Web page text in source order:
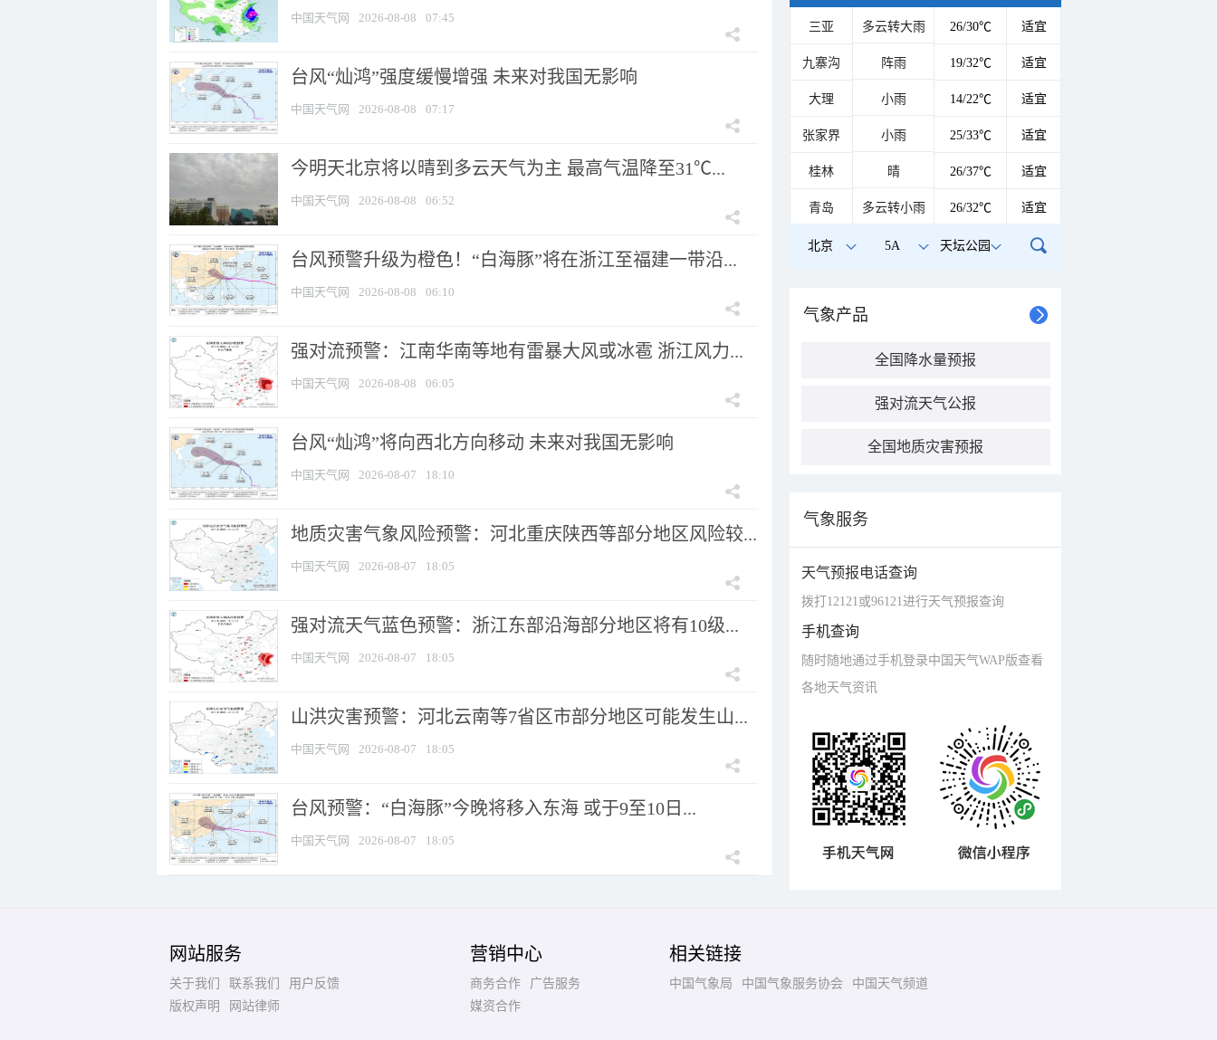
中国天气网 2026-08-08 07:45
台风“灿鸿”强度缓慢增强 未来对我国无影响
中国天气网 2026-08-08 07:17
今明天北京将以晴到多云天气为主 最高气温降至31℃...
中国天气网 2026-08-08 06:52
台风预警升级为橙色！“白海豚”将在浙江至福建一带沿...
中国天气网 2026-08-08 06:10
强对流预警：江南华南等地有雷暴大风或冰雹 浙江风力...
中国天气网 2026-08-08 06:05
台风“灿鸿”将向西北方向移动 未来对我国无影响
中国天气网 2026-08-07 18:10
地质灾害气象风险预警：河北重庆陕西等部分地区风险较...
中国天气网 2026-08-07 18:05
强对流天气蓝色预警：浙江东部沿海部分地区将有10级...
中国天气网 2026-08-07 18:05
山洪灾害预警：河北云南等7省区市部分地区可能发生山...
中国天气网 2026-08-07 18:05
台风预警：“白海豚”今晚将移入东海 或于9至10日...
中国天气网 2026-08-07 18:05
三亚 多云转大雨 26/30℃ 适宜
九寨沟 阵雨 19/32℃ 适宜
大理 小雨 14/22℃ 适宜
张家界 小雨 25/33℃ 适宜
桂林 晴 26/37℃ 适宜
青岛 多云转小雨 26/32℃ 适宜
北京 5A 天坛公园
气象产品
全国降水量预报
强对流天气公报
全国地质灾害预报
气象服务
天气预报电话查询
拨打12121或96121进行天气预报查询
手机查询
随时随地通过手机登录中国天气WAP版查看
各地天气资讯
网站服务
关于我们 联系我们
用户反馈
版权声明
网站律师
营销中心
商务合作
广告服务
媒资合作
相关链接
中国气象局 中国气象服务协会 中国天气频道